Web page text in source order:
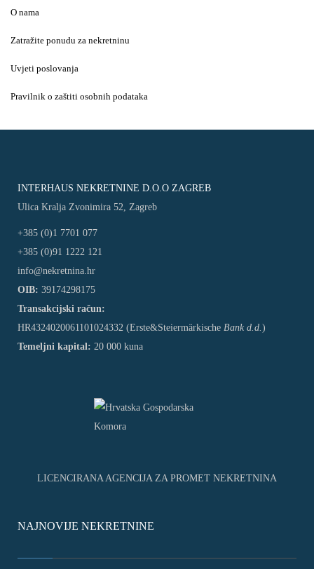
O nama
Zatražite ponudu za nekretninu
Uvjeti poslovanja
Pravilnik o zaštiti osobnih podataka
INTERHAUS NEKRETNINE D.O.O ZAGREB
Ulica Kralja Zvonimira 52, Zagreb
+385 (0)1 7701 077
+385 (0)91 1222 121
info@nekretnina.hr
OIB: 39174298175
Transakcijski račun:
HR4324020061101024332 (Erste&Steiermärkische Bank d.d. )
Temeljni kapital: 20 000 kuna
LICENCIRANA AGENCIJA ZA PROMET NEKRETNINA
NAJNOVIJE NEKRETNINE